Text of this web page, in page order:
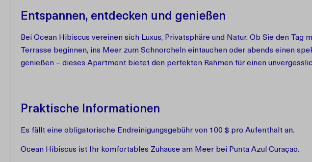
Entspannen, entdecken und genießen
Bei Ocean Hibiscus vereinen sich Luxus, Privatsphäre und Natur. Ob Sie den Tag
Terrasse beginnen, ins Meer zum Schnorcheln eintauchen oder abends einen
genießen – dieses Apartment bietet den perfekten Rahmen für einen
Praktische Informationen
Es fällt eine obligatorische Endreinigungsgebühr von 100 $ pro Aufenthalt an.
Ocean Hibiscus ist Ihr komfortables Zuhause am Meer bei Punta Azul Curaçao.